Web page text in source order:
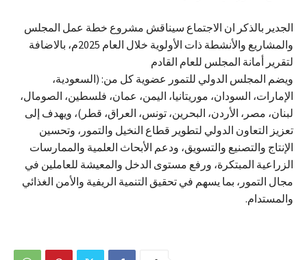
الجدير بالذكر ان الاجتماع سيناقش مشروع خطة عمل المجلس
والمشاريع والأنشطة ذات الأولوية خلال العام 2025م، بالاضافة
لتقرير أمانة المجلس للعام القادم
ويضم المجلس الدولي للتمور عضوية كل من: (السعودية،
الإمارات، السودان، موريتانيا، اليمن، عمان، فلسطين، الصومال،
لبنان، مصر، الأردن، البحرين، تونس، العراق، قطر)، ويهدف إلى
تعزيز التعاون الدولي لتطوير قطاع النخيل والتمور، وتحسين
الإنتاج والتصنيع والتسويق، ودعم الأبحاث العلمية والممارسات
الزراعية المبتكرة، ورفع مستوى الدخل والمعيشة للعاملين في
مجال التمور، بما يسهم في تحقيق التنمية الريفية والأمن الغذائي
والمستدام.